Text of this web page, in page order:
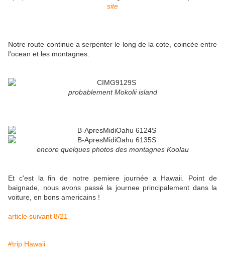
site
Notre route continue a serpenter le long de la cote, coincée entre
l'ocean et les montagnes.
probablement Mokolii island
encore quelques photos des montagnes Koolau
Et c'est la fin de notre pemiere journée a Hawaii. Point de
baignade, nous avons passé la journee principalement dans la
voiture, en bons americains !
article suivant 8/21
#trip Hawaii